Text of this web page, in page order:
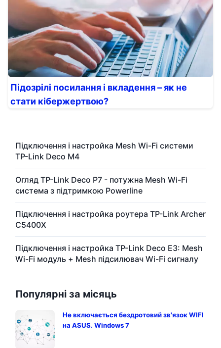
Підозрілі посилання і вкладення – як не
стати кібержертвою?
Підключення і настройка Mesh Wi-Fi системи
TP-Link Deco M4
Огляд TP-Link Deco P7 - потужна Mesh Wi-Fi
система з підтримкою Powerline
Підключення і настройка роутера TP-Link Archer
C5400X
Підключення і настройка TP-Link Deco E3: Mesh
Wi-Fi модуль + Mesh підсилювач Wi-Fi сигналу
Популярні за місяць
Не включається бездротовий зв'язок WIFI
на ASUS. Windows 7